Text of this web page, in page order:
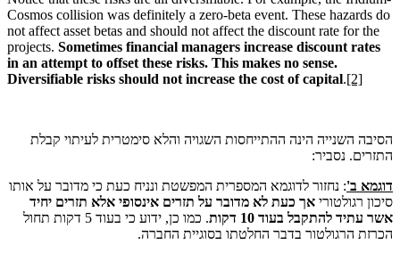
Cosmos collision was definitely a zero-beta event. These hazards do
not affect asset betas and should not affect the discount rate for the
projects. Sometimes financial managers increase discount rates
in an attempt to offset these risks. This makes no sense.
Diversifiable risks should not increase the cost of capital.[2]
הסיבה השנייה הינה ההתייחסות השגויה והלא סימטרית לעיתוי קבלת
התזרים. נסביר:
דוגמא ב': נחזור לדוגמא המספרית המפשטת ונניח כעת כי מדובר על אותו
סיכון רגולטורי אך כעת לא מדובר על תזרים אינסופי אלא תזרים יחיד
אשר עתיד להתקבל בעוד 10 דקות
. כמו כן, ידוע כי בעוד 5 דקות תחול
הכרזת הרגולטור בדבר החלטתו בסוגיית החברה.